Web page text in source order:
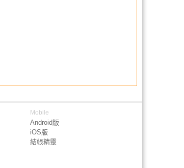
Mobile
Android版
iOS版
結帳精靈